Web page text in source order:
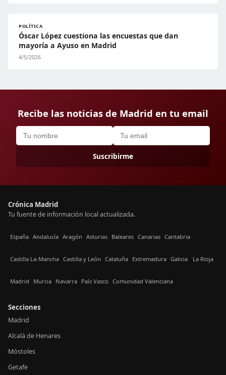
POLÍTICA
Óscar López cuestiona las encuestas que dan
mayoría a Ayuso en Madrid
4/5/2026
Recibe las noticias de Madrid en tu email
Suscribirme
Crónica Madrid
Tu fuente de información local actualizada.
España Andalucía Aragón Asturias Baleares Canarias Cantabria
Castilla La-Mancha Castilla y León Cataluña Extremadura Galicia La Rioja
Madrid Murcia Navarra País Vasco Comunidad Valenciana
Secciones
Madrid
Alcalá de Henares
Móstoles
Getafe